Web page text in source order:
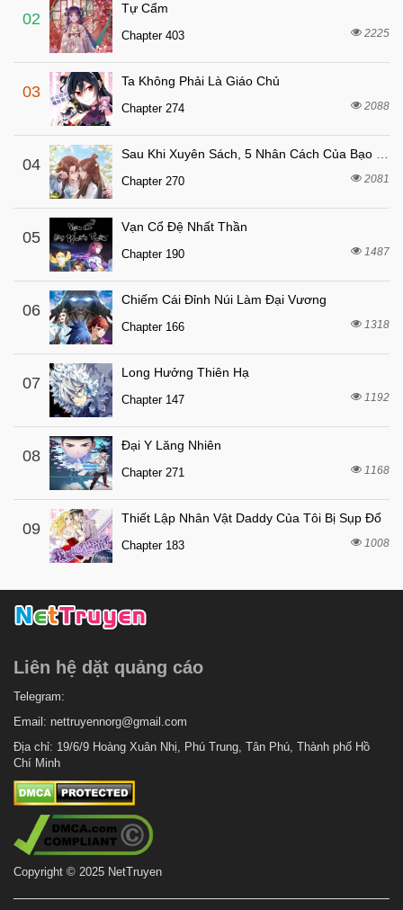
02
Tự Cẩm
Chapter 403 2225
03
Ta Không Phải Là Giáo Chủ
Chapter 274 2088
04
Chapter 270 2081
05
Vạn Cổ Đệ Nhất Thần
Chapter 190 1487
06
Chiếm Cái Đỉnh Núi Làm Đại Vương
Chapter 166 1318
07
Long Hưởng Thiên Hạ
Chapter 147 1192
08
Đại Y Lăng Nhiên
Chapter 271 1168
09
Thiết Lập Nhân Vật Daddy Của Tôi Bị Sụp Đổ
Chapter 183 1008
Liên hệ dặt quảng cáo
Telegram:
Email: nettruyennorg@gmail.com
Địa chỉ: 19/6/9 Hoàng Xuân Nhị, Phú Trung, Tân Phú, Thành phố Hồ
Chí Minh
Copyright © 2025 NetTruyen